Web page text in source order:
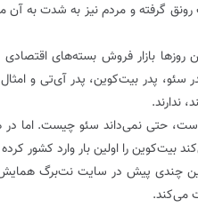
گرفته و مردم نیز به شدت به آن
روزها بازار فروش بسته‌های
سئو، پدر بیت‌کوین، پدر آی‌تی و
ندارند.
است، حتی نمی‌داند سئو چیست. اما
بیت‌کوین را اولین بار وارد کشور
چندی پیش در سایت نت‌برگ
می‌کند.